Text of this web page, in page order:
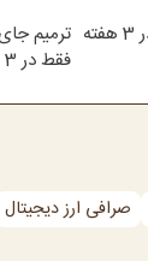
جای بخیه داری؟؟ فقط در 3 هفته ترمیم
فقط در 3 هفته!!😍
صرافی ارز دیجیتال